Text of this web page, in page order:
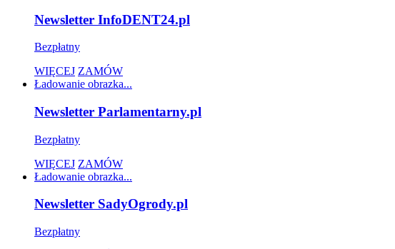
Newsletter InfoDENT24.pl
Bezpłatny
WIĘCEJ ZAMÓW
Ładowanie obrazka...
Newsletter Parlamentarny.pl
Bezpłatny
WIĘCEJ ZAMÓW
Ładowanie obrazka...
Newsletter SadyOgrody.pl
Bezpłatny